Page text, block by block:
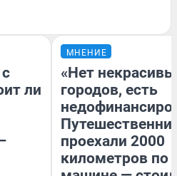
ли
МНЕНИЕ
«Нет
городов, есть
проехали 2000
километров по